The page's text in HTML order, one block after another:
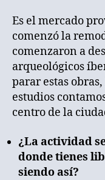
Es el mercado
comenzó la
comenzaron a
arqueológicos
parar estas
estudios
centro de la
¿La actividad
donde tienes
siendo así?